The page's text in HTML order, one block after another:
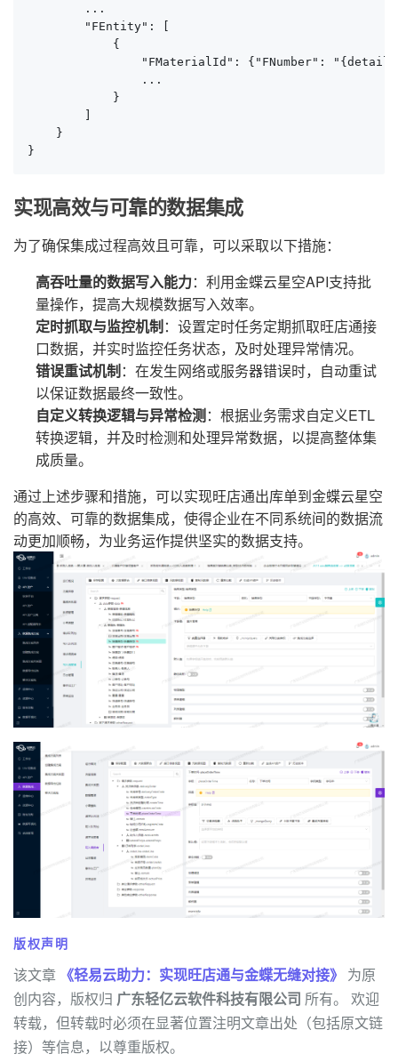
        ...
        "FEntity": [
            {
"FMaterialId": {"FNumber":
                ...
            }
        ]
    }
}
实现高效与可靠的数据集成
为了确保集成过程高效且可靠，可以采取以下措施：
高吞吐量的数据写入能力：利用金蝶云星空API支持批
量操作，提高大规模数据写入效率。
定时抓取与监控机制：设置定时任务定期抓取旺店通接
口数据，并实时监控任务状态，及时处理异常情况。
错误重试机制：在发生网络或服务器错误时，自动重试
以保证数据最终一致性。
自定义转换逻辑与异常检测：根据业务需求自定义ETL
转换逻辑，并及时检测和处理异常数据，以提高整体集
成质量。
通过上述步骤和措施，可以实现旺店通出库单到金蝶云星空
的高效、可靠的数据集成，使得企业在不同系统间的数据流
动更加顺畅，为业务运作提供坚实的数据支持。
版权声明
该文章 《轻易云助力：实现旺店通与金蝶无缝对接》 为原
创内容，版权归 广东轻亿云软件科技有限公司 所有。 欢迎
转载，但转载时必须在显著位置注明文章出处（包括原文链
接）等信息，以尊重版权。